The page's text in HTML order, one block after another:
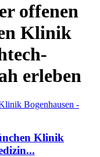
offenen
Klinik
erleben
Klinik